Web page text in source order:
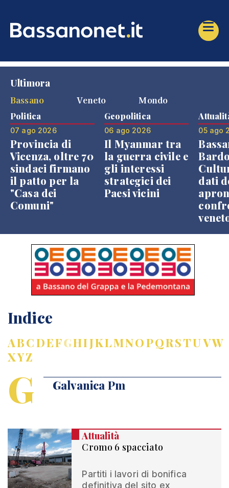
Ultimora
Bassano
Veneto Mondo
Politica
07 ago 2026
Provincia di
Vicenza, oltre 70
sindaci firmano
il patto per la
"Casa dei
Comuni"
Geopolitica
06 ago 2026
Il Myanmar tra
la guerra civile e
gli interessi
strategici dei
Paesi vicini
05 ago
dati
Indice
ABCDEFGHIJKLMNOPQRSTUVW
XYZ
G Galvanica Pm
Attualità
Cromo 6 spacciato
Partiti i lavori di bonifica
definitiva del sito ex